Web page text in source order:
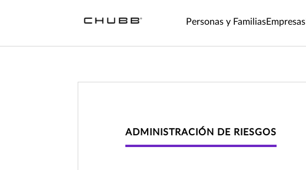
Personas y FamiliasEmpresas
ADMINISTRACIÓN DE RIESGOS